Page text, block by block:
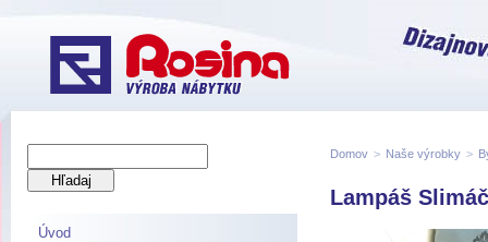
Úvod
Domov > Naše výrobky >
Lampáš